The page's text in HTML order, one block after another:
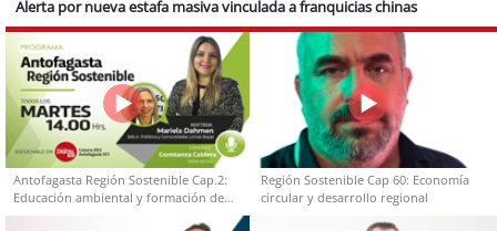
Alerta por nueva estafa masiva vinculada a franquicias chinas
Antofagasta Región Sostenible Cap.2:
Educación ambiental y formación de
capacidades técnicas
Región Sostenible Cap 60: Economía
circular y desarrollo regional